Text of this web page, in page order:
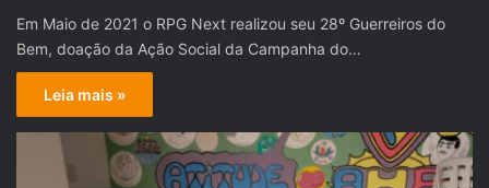
Em Maio de 2021 o RPG Next realizou seu 28º Guerreiros do
Bem, doação da Ação Social da Campanha do…
Leia mais »